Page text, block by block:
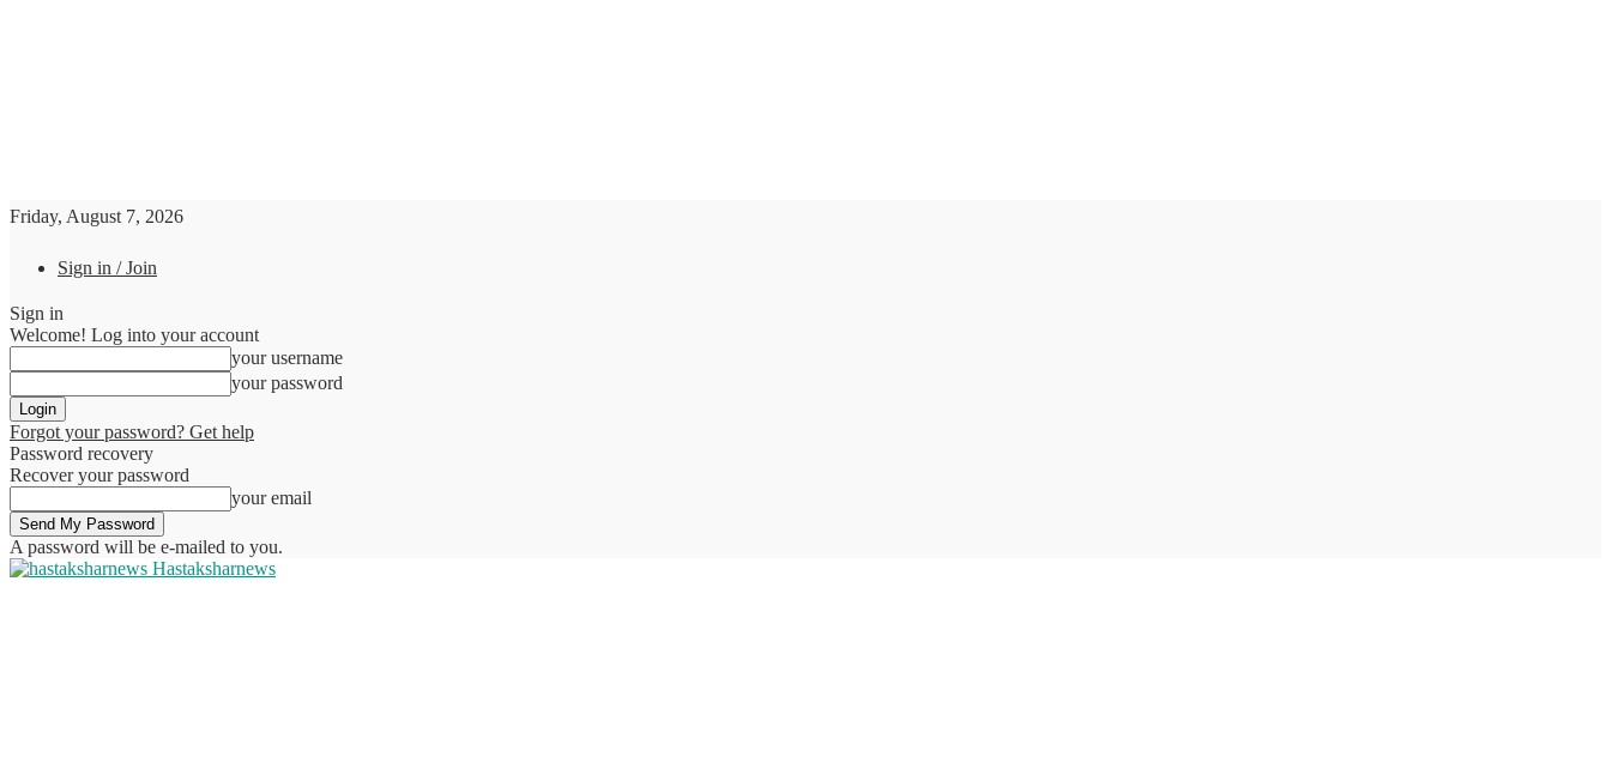
Friday, August 7, 2026
Sign in / Join
Sign in
Welcome! Log into your account
your username
your password
Forgot your password? Get help
Password recovery
Recover your password
your email
A password will be e-mailed to you.
Hastaksharnews